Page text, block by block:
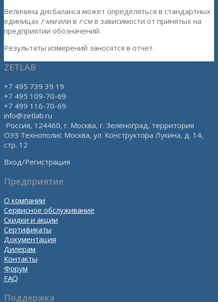
Величина дисбаланса может определяться в стандартных
единицах г·ммили в г·смв зависимости от принятых на
предприятии обозначений.
Результаты измерений заносятся в отчет.
ZETLAB
+7 495 739 39 19
+7 495 109-70-69
+7 499 116-70-69
info@zetlab.ru
Россия, 124460, г. Москва, г. Зеленоград, территория
ОЭЗ Технополис Москва, ул. Конструктора Лукина, д. 14,
стр. 12
Вход/Регистрация
Предприятие
О компании
Сервисное обслуживание
Скидки и акции
Сертификаты
Документация
Дилерам
Контакты
Форум
FAQ
Поддержка